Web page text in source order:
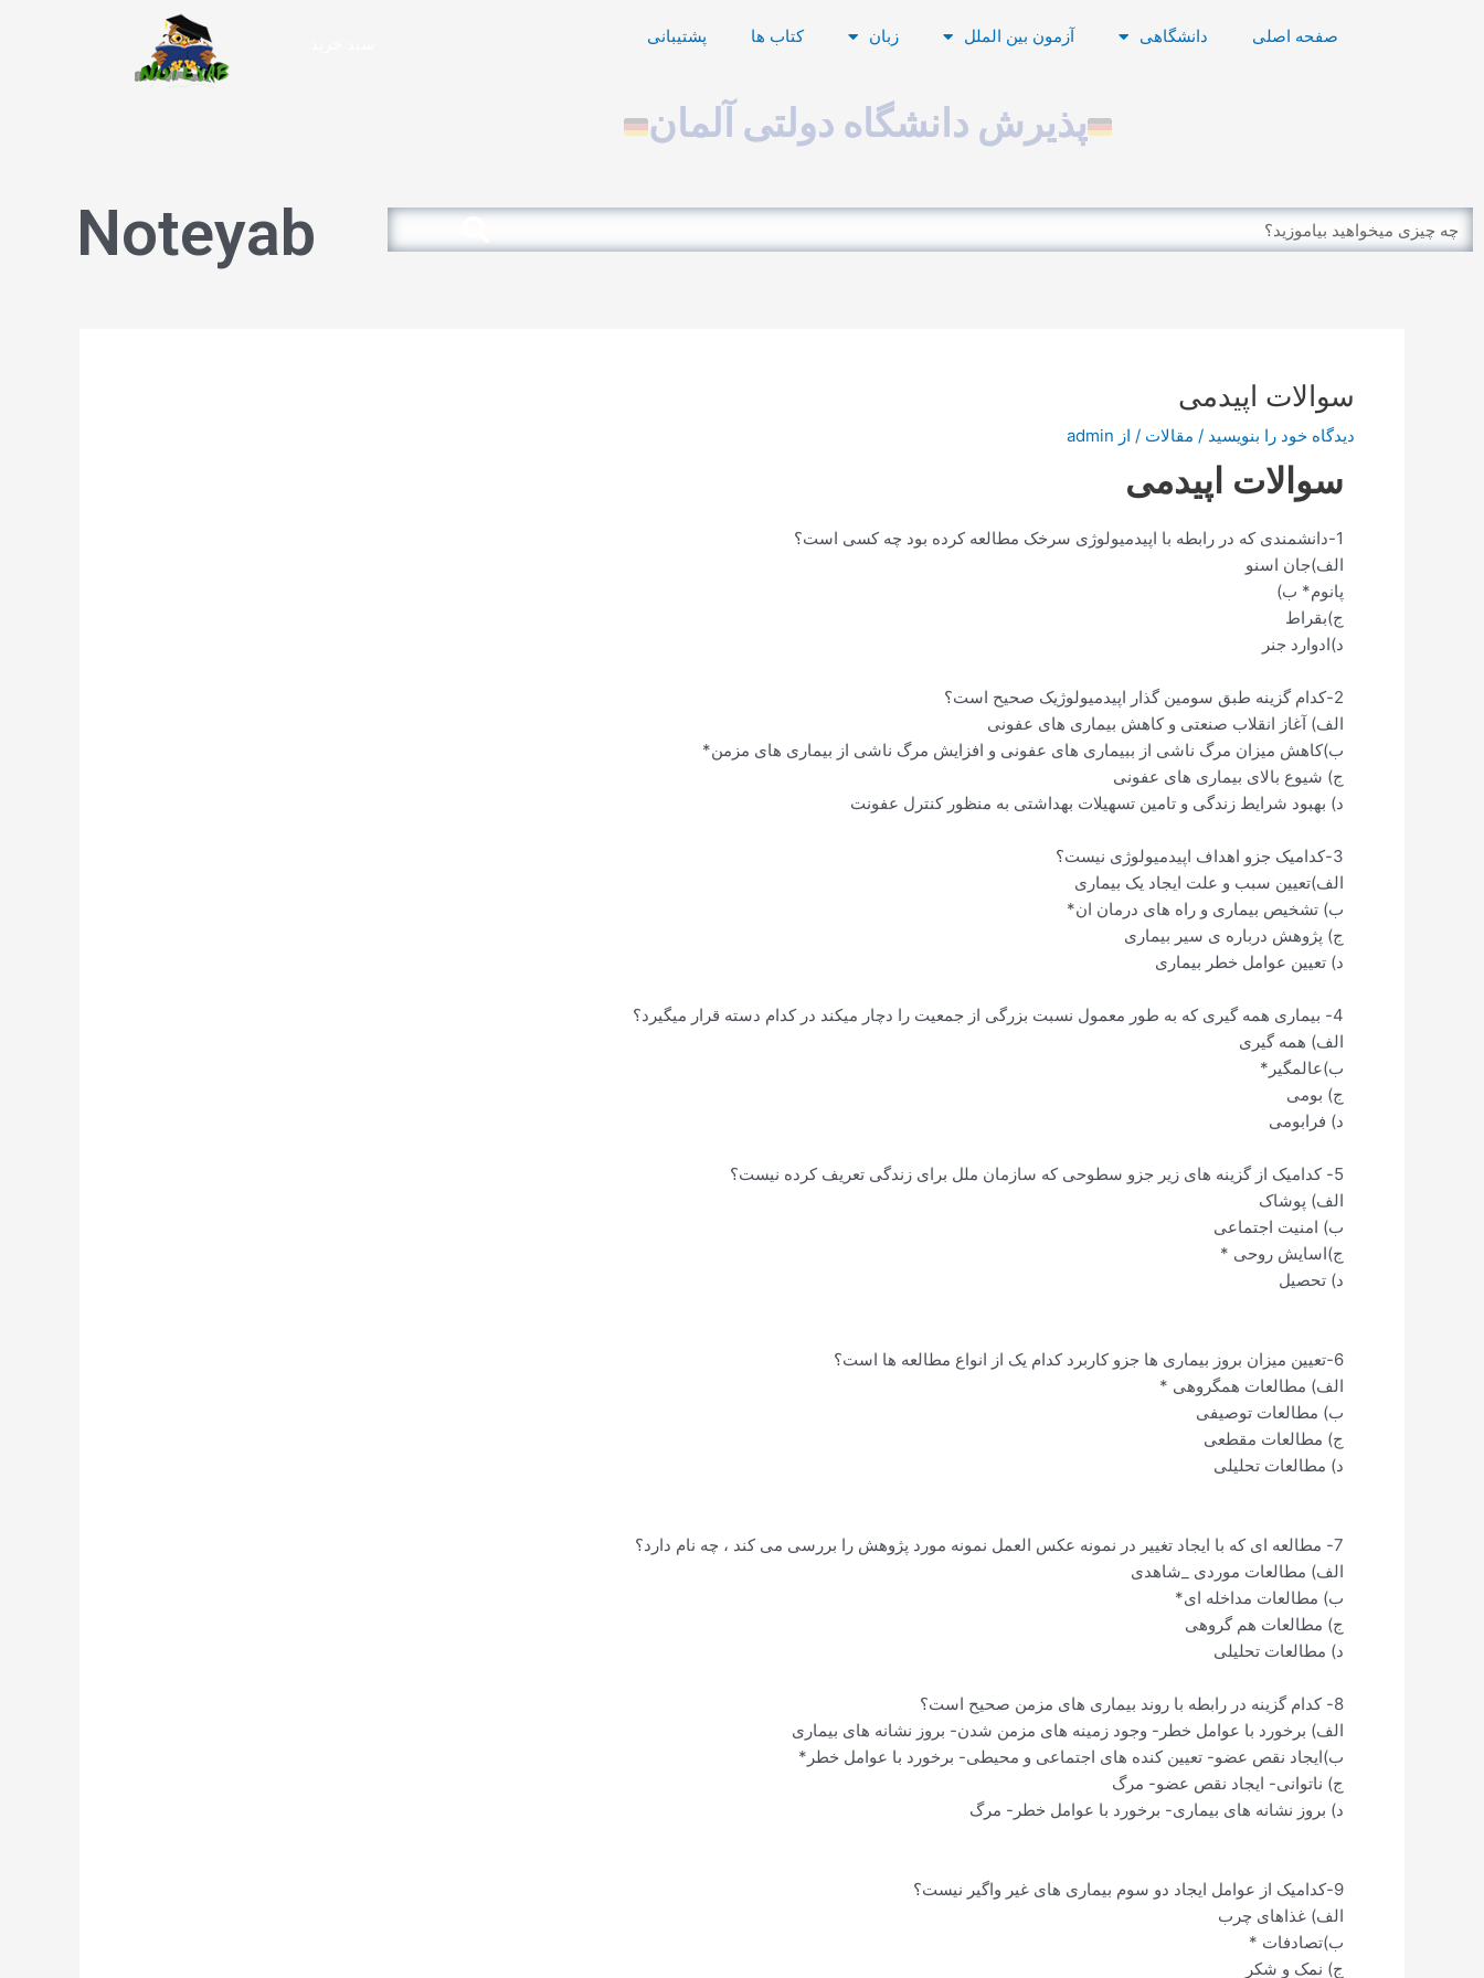
صفحه اصلی دانشگاهی آزمون بین الملل زبان کتاب ها پشتیبانی
پذیرش دانشگاه دولتی آلمان
Search
Search
Noteyab
سوالات اپیدمی
دیدگاه‌ خود را بنویسید / مقالات / از admin
سوالات اپیدمی
1-دانشمندی که در رابطه با اپیدمیولوژی سرخک مطالعه کرده بود چه کسی است؟
الف)جان اسنو
پانوم* ب)
ج)بقراط
د)ادوارد جنر
2-کدام گزینه طبق سومین گذار اپیدمیولوژیک صحیح است؟
الف) آغاز انقلاب صنعتی و کاهش بیماری های عفونی
ب)کاهش میزان مرگ ناشی از ببیماری های عفونی و افزایش مرگ ناشی از بیماری های مزمن*
ج) شیوع بالای بیماری های عفونی
د) بهبود شرایط زندگی و تامین تسهیلات بهداشتی به منظور کنترل عفونت
3-کدامیک جزو اهداف اپیدمیولوژی نیست؟
الف)تعیین سبب و علت ایجاد یک بیماری
ب) تشخیص بیماری و راه های درمان ان*
ج) پژوهش درباره ی سیر بیماری
د) تعیین عوامل خطر بیماری
4- بیماری همه گیری که به طور معمول نسبت بزرگی از جمعیت را دچار میکند در کدام دسته قرار میگیرد؟
الف) همه گیری
ب)عالمگیر*
ج) بومی
د) فرابومی
5- کدامیک از گزینه های زیر جزو سطوحی که سازمان ملل برای زندگی تعریف کرده نیست؟
الف) پوشاک
ب) امنیت اجتماعی
ج)اسایش روحی *
د) تحصیل
6-تعیین میزان بروز بیماری ها جزو کاربرد کدام یک از انواع مطالعه ها است؟
الف) مطالعات همگروهی *
ب) مطالعات توصیفی
ج) مطالعات مقطعی
د) مطالعات تحلیلی
7- مطالعه ای که با ایجاد تغییر در نمونه عکس العمل نمونه مورد پژوهش را بررسی می کند ، چه نام دارد؟
الف) مطالعات موردی _شاهدی
ب) مطالعات مداخله ای*
ج) مطالعات هم گروهی
د) مطالعات تحلیلی
8- کدام گزینه در رابطه با روند بیماری های مزمن صحیح است؟
الف) برخورد با عوامل خطر- وجود زمینه های مزمن شدن- بروز نشانه های بیماری
ب)ایجاد نقص عضو- تعیین کنده های اجتماعی و محیطی- برخورد با عوامل خطر*
ج) ناتوانی- ایجاد نقص عضو- مرگ
د) بروز نشانه های بیماری- برخورد با عوامل خطر- مرگ
9-کدامیک از عوامل ایجاد دو سوم بیماری های غیر واگیر نیست؟
الف) غذاهای چرب
ب)تصادفات *
ج) نمک و شکر